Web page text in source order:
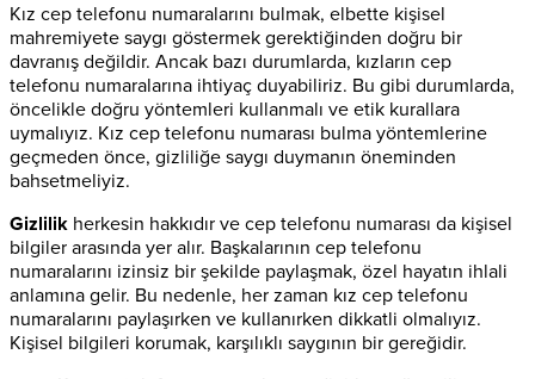
Kız cep telefonu numaralarını bulmak, elbette kişisel
mahremiyete saygı göstermek gerektiğinden doğru bir
davranış değildir. Ancak bazı durumlarda, kızların cep
telefonu numaralarına ihtiyaç duyabiliriz. Bu gibi durumlarda,
öncelikle doğru yöntemleri kullanmalı ve etik kurallara
uymalıyız. Kız cep telefonu numarası bulma yöntemlerine
geçmeden önce, gizliliğe saygı duymanın öneminden
bahsetmeliyiz.
Gizlilik herkesin hakkıdır ve cep telefonu numarası da kişisel
bilgiler arasında yer alır. Başkalarının cep telefonu
numaralarını izinsiz bir şekilde paylaşmak, özel hayatın ihlali
anlamına gelir. Bu nedenle, her zaman kız cep telefonu
numaralarını paylaşırken ve kullanırken dikkatli olmalıyız.
Kişisel bilgileri korumak, karşılıklı saygının bir gereğidir.